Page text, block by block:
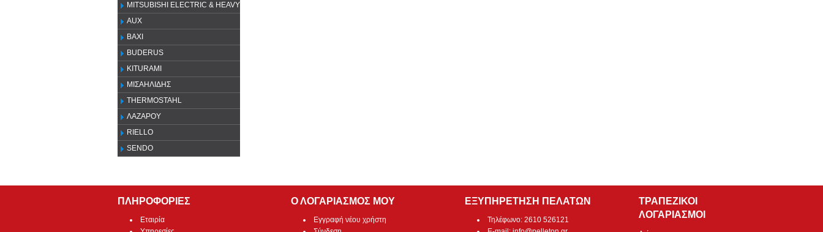
MITSUBISHI ELECTRIC & HEAVY
AUX
ΒΑΧΙ
BUDERUS
KITURAMI
ΜΙΣΑΗΛΙΔΗΣ
THERMOSTAHL
ΛΑΖΑΡΟΥ
RIELLO
SENDO
ΠΛΗΡΟΦΟΡΙΕΣ
Εταιρία
Ο ΛΟΓΑΡΙΑΣΜΟΣ ΜΟΥ
Εγγραφή νέου χρήστη
ΕΞΥΠΗΡΕΤΗΣΗ ΠΕΛΑΤΩΝ
Τηλέφωνο: 2610 526121
ΤΡΑΠΕΖΙΚΟΙ
ΛΟΓΑΡΙΑΣΜΟΙ